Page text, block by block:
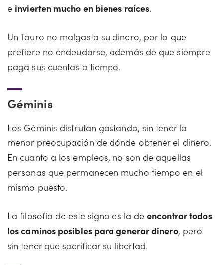
e invierten mucho en bienes raíces.
Un Tauro no malgasta su dinero, por lo que
prefiere no endeudarse, además de que siempre
paga sus cuentas a tiempo.
Géminis
Los Géminis disfrutan gastando, sin tener la
menor preocupación de dónde obtener el dinero.
En cuanto a los empleos, no son de aquellas
personas que permanecen mucho tiempo en el
mismo puesto.
La filosofía de este signo es la deencontrar todos
los caminos posibles para generar dinero, pero
sin tener que sacrificar su libertad.